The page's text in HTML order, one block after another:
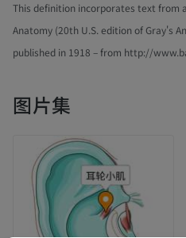
This definition incorporates text from
Anatomy (20th U.S. edition of Gray's
published in 1918 – from http://
图片集